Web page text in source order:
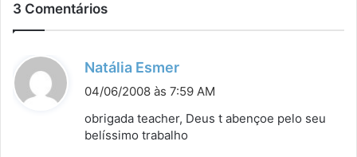
3 Comentários
Natália Esmer
i
s
04/06/2008 às 7:59 AM
obrigada teacher, Deus t abençoe pelo seu
belíssimo trabalho